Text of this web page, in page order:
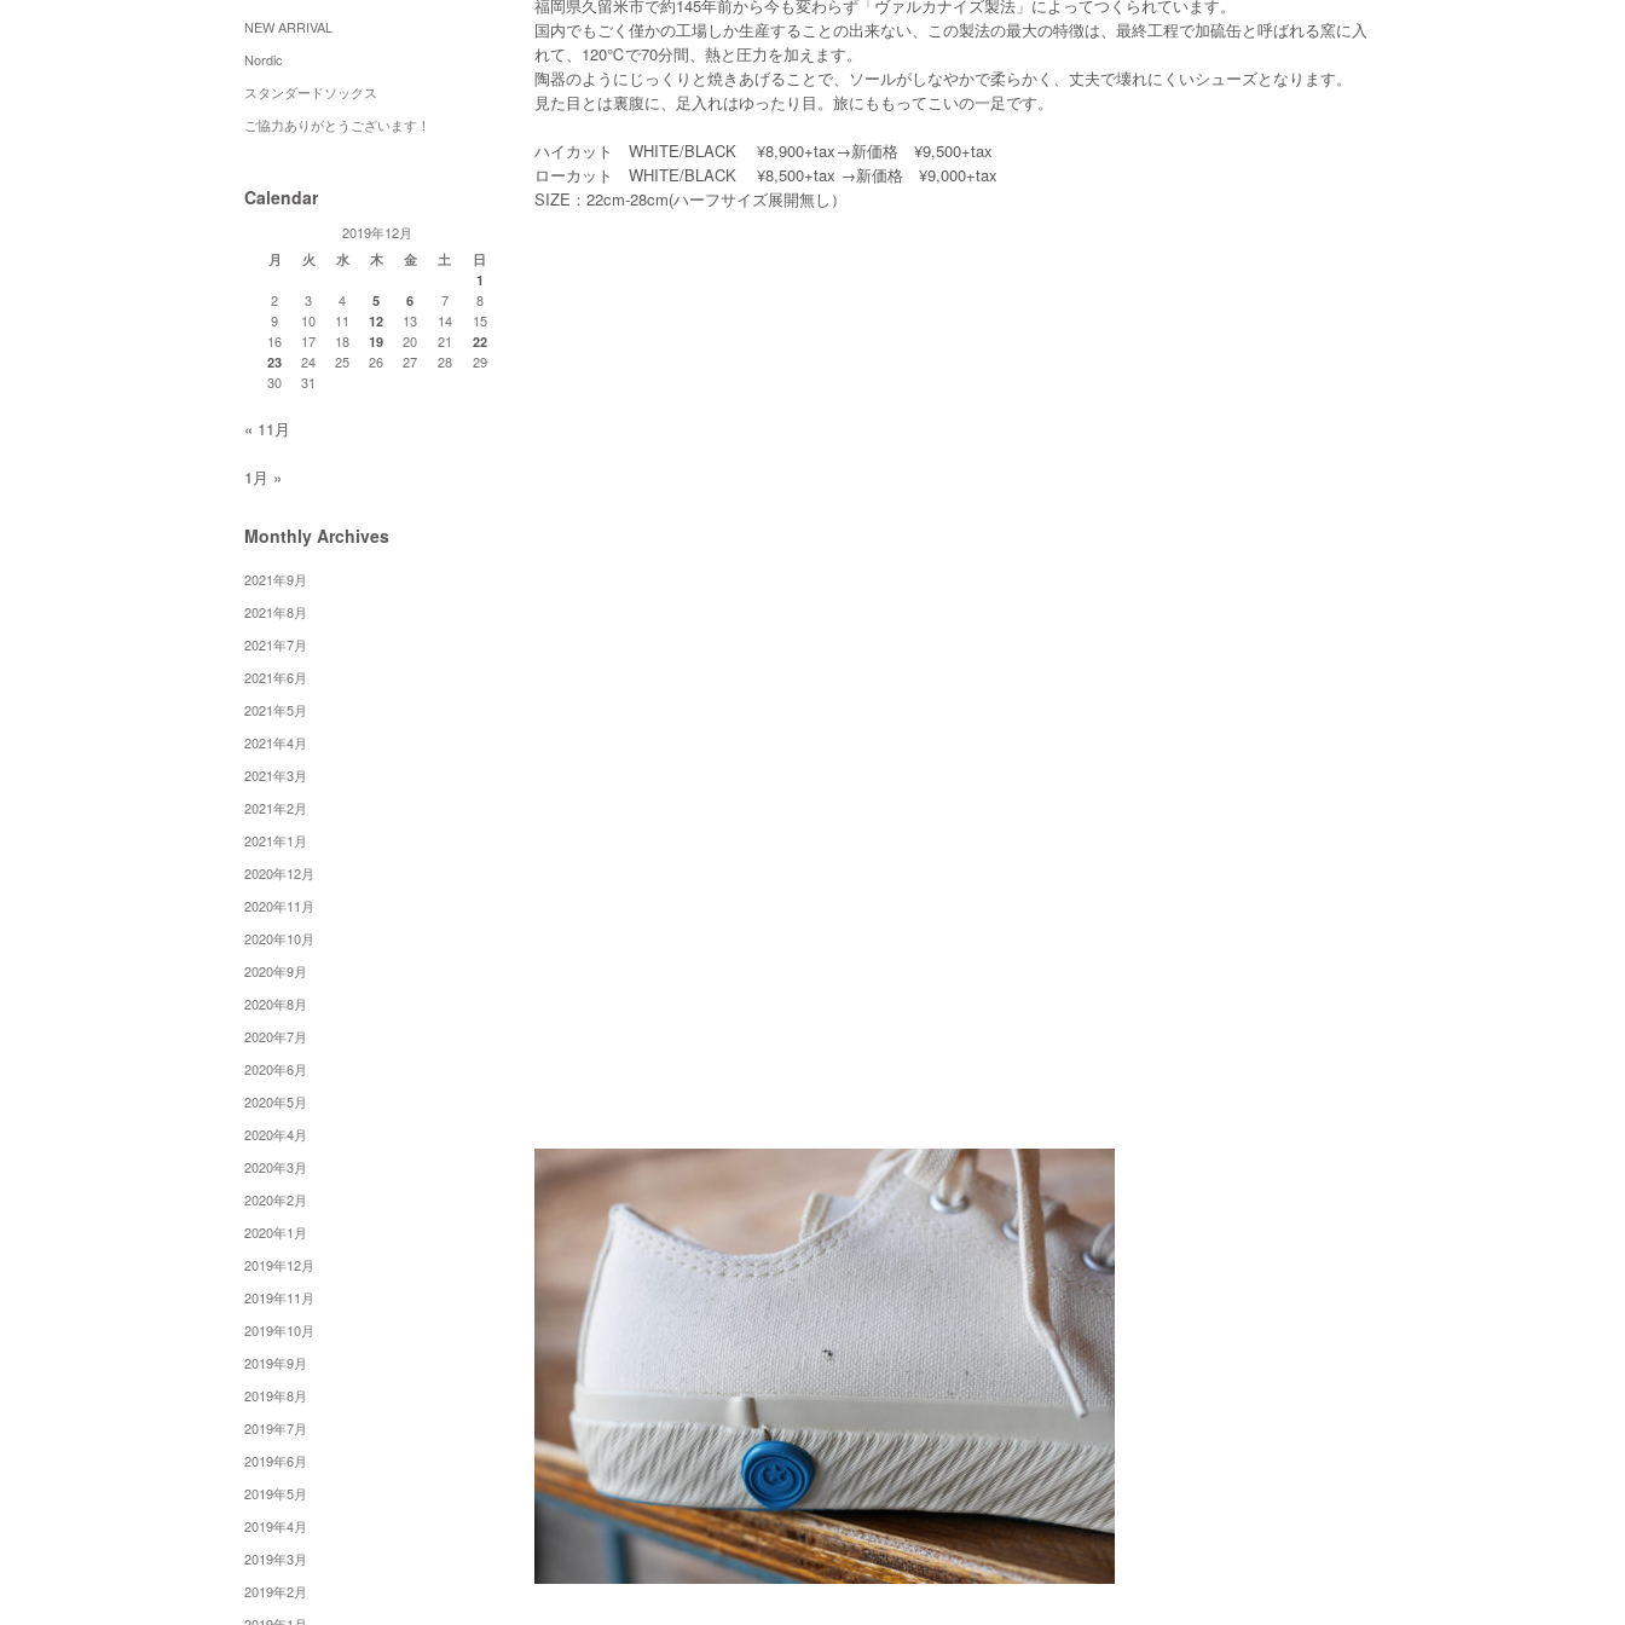
福岡県久留米市で約145年前から今も変わらず「ヴァルカナイズ製法」によってつくられています。
国内でもごく僅かの工場しか生産することの出来ない、この製法の最大の特徴は、最終工程で加硫缶と呼ばれる窯に入
れて、120℃で70分間、熱と圧力を加えます。
陶器のようにじっくりと焼きあげることで、ソールがしなやかで柔らかく、丈夫で壊れにくいシューズとなります。
見た目とは裏腹に、足入れはゆったり目。旅にももってこいの一足です。
ハイカット WHITE/BLACK ¥8,900+tax→新価格 ¥9,500+tax
ローカット WHITE/BLACK ¥8,500+tax →新価格 ¥9,000+tax
SIZE：22cm-28cm(ハーフサイズ展開無し）
NEW ARRIVAL
Nordic
スタンダードソックス
ご協力ありがとうございます！
Calendar
2019年12月
月 火 水 木 金 土
日
1
2 3 4 5 6 7
8
9
10 11 12 13 14
15
16
17 18 19 20 21
22
23
24 25 26 27 28
29
30
31
« 11月
1月 »
Monthly Archives
2021年9月
2021年8月
2021年7月
2021年6月
2021年5月
2021年4月
2021年3月
2021年2月
2021年1月
2020年12月
2020年11月
2020年10月
2020年9月
2020年8月
2020年7月
2020年6月
2020年5月
2020年4月
2020年3月
2020年2月
2020年1月
2019年12月
2019年11月
2019年10月
2019年9月
2019年8月
2019年7月
2019年6月
2019年5月
2019年4月
2019年3月
2019年2月